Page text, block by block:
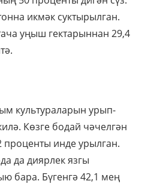
икмәк суктырылган.
уңыш гектарыннан 29,4
культураларын урып-
Көзге бодай чәчелгән
инде урылган.
да диярлек язгы
бара. Бүгенгә 42,1 мең